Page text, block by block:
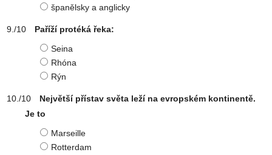
španělsky a anglicky
Paříží protéká řeka:
Seina
Rhóna
Rýn
Největší přístav světa leží na evropském kontinentě.
Je to
Marseille
Rotterdam